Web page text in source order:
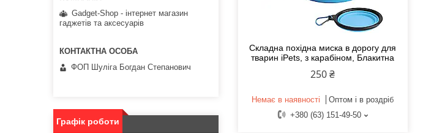
Складна похідна миска в дорогу для
тварин iPets, з карабіном, Блакитна
250 ₴
Немає в наявності
Оптом і в роздріб
+380 (63) 151-49-50
Gadget-Shop - інтернет магазин
гаджетів та аксесуарів
ФОП Шуліга Богдан Степанович
Графік роботи